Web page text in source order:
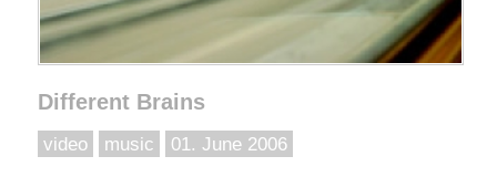
Different Brains
video music 01. June 2006